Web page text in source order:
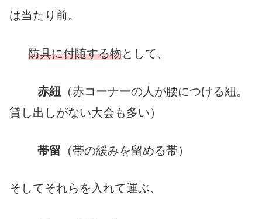
は当たり前。
防具に付随する物として、
赤紐 （赤コーナーの人が腰につける紐。
貸し出しがない大会も多い）
帯留 （帯の緩みを留める帯）
そしてそれらを入れて運ぶ、